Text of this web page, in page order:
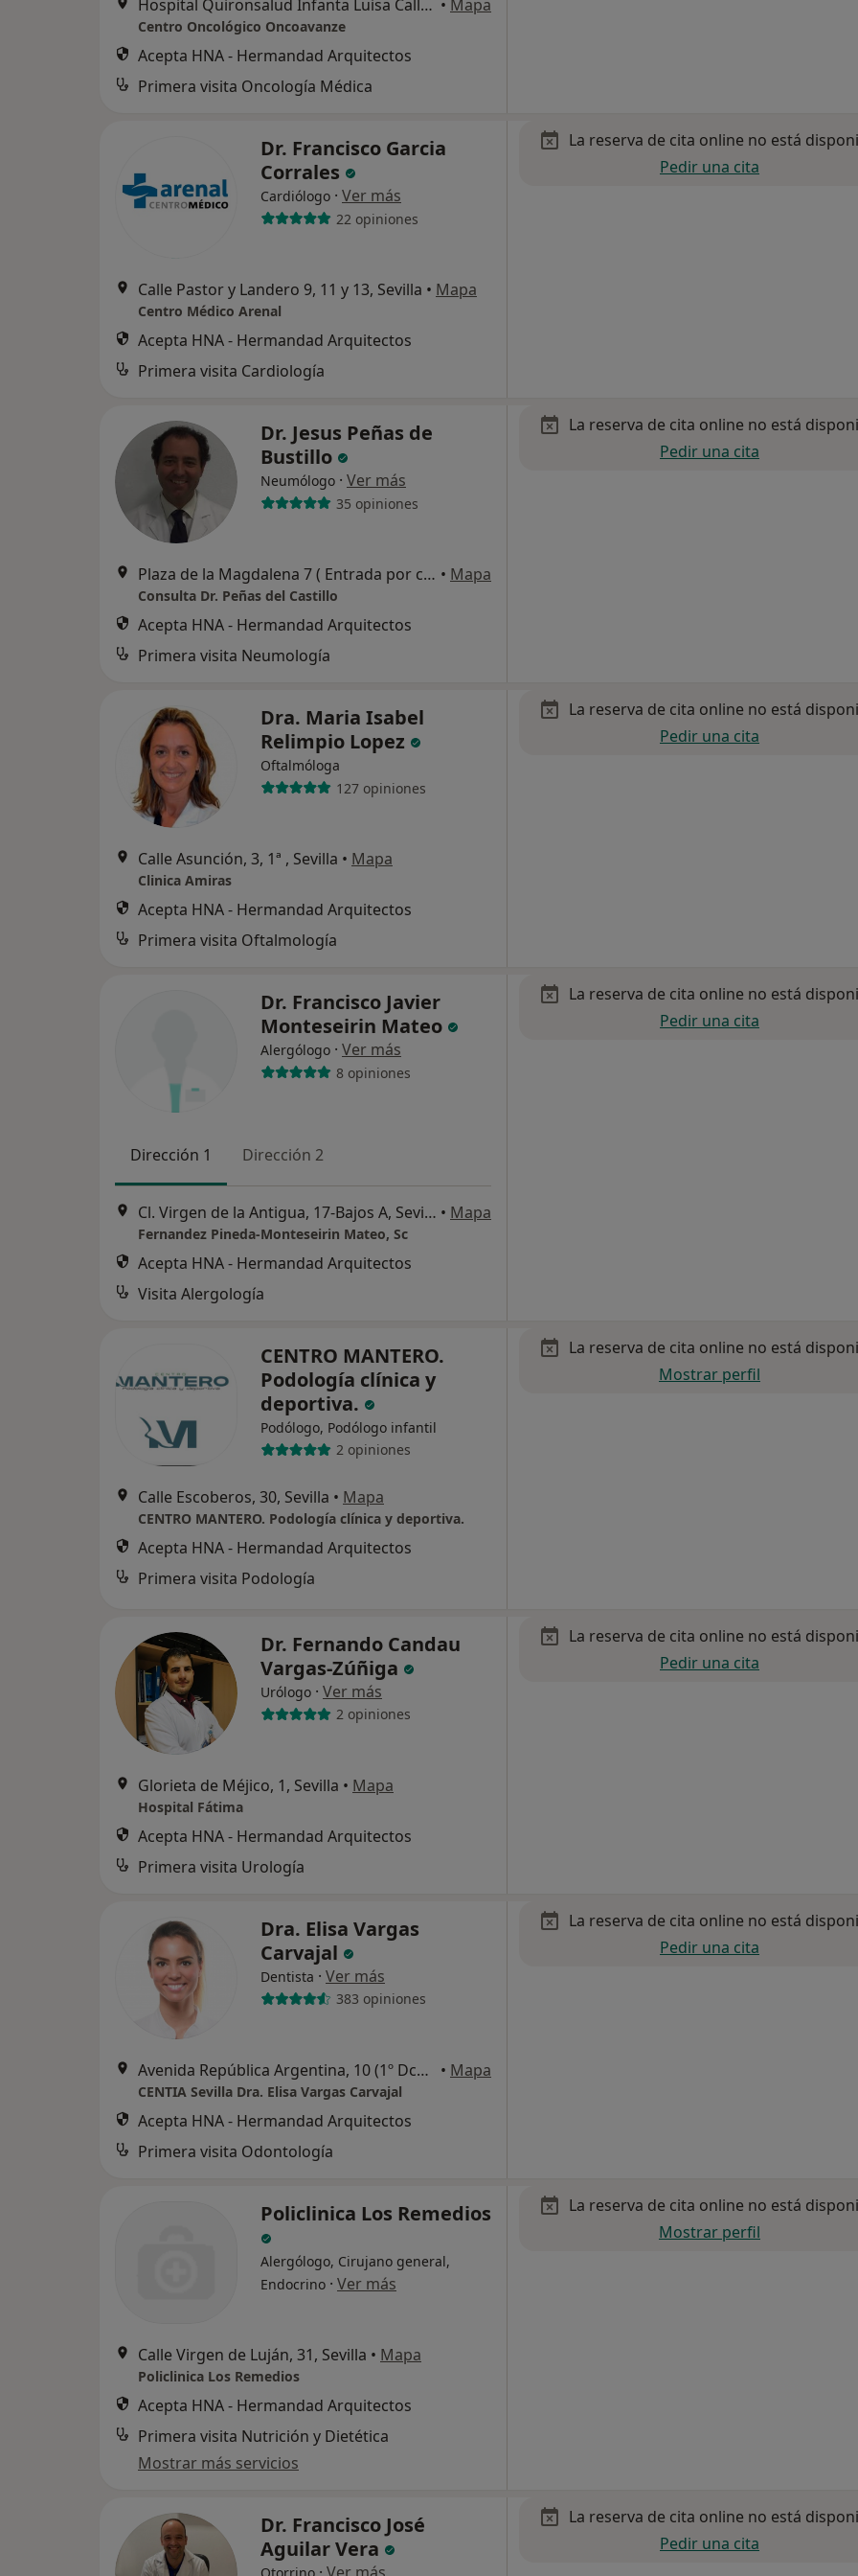
Hospital Quironsalud Infanta Luisa Calle San Jacinto, 87 Sevilla, Sevilla • Mapa
Centro Oncológico Oncoavanze
Acepta HNA - Hermandad Arquitectos
Primera visita Oncología Médica
Dr. Francisco Garcia
Corrales
Cardiólogo · Ver más
22 opiniones
Calle Pastor y Landero 9, 11 y 13, Sevilla • Mapa
Centro Médico Arenal
Acepta HNA - Hermandad Arquitectos
Primera visita Cardiología
La reserva de cita online no está
Pedir una cita
Dr. Jesus Peñas de
Bustillo
Neumólogo · Ver más
35 opiniones
Plaza de la Magdalena 7 ( Entrada por calle Murillo nº1), Sevilla • Mapa
Consulta Dr. Peñas del Castillo
Acepta HNA - Hermandad Arquitectos
Primera visita Neumología
La reserva de cita online no está
Pedir una cita
Dra. Maria Isabel
Relimpio Lopez
Oftalmóloga
127 opiniones
Calle Asunción, 3, 1ª , Sevilla • Mapa
Clinica Amiras
Acepta HNA - Hermandad Arquitectos
Primera visita Oftalmología
La reserva de cita online no está
Pedir una cita
Dr. Francisco Javier
Monteseirin Mateo
Alergólogo · Ver más
8 opiniones
Dirección 1 Dirección 2
Cl. Virgen de la Antigua, 17-Bajos A, Sevilla • Mapa
Fernandez Pineda-Monteseirin Mateo, Sc
Acepta HNA - Hermandad Arquitectos
Visita Alergología
La reserva de cita online no está
Pedir una cita
CENTRO MANTERO.
Podología clínica y
deportiva.
Podólogo, Podólogo infantil
2 opiniones
Calle Escoberos, 30, Sevilla • Mapa
CENTRO MANTERO. Podología clínica y deportiva.
Acepta HNA - Hermandad Arquitectos
Primera visita Podología
La reserva de cita online no está
Mostrar perfil
Dr. Fernando Candau
Vargas-Zúñiga
Urólogo · Ver más
2 opiniones
Glorieta de Méjico, 1, Sevilla • Mapa
Hospital Fátima
Acepta HNA - Hermandad Arquitectos
Primera visita Urología
La reserva de cita online no está
Pedir una cita
Dra. Elisa Vargas
Carvajal
Dentista · Ver más
383 opiniones
Avenida República Argentina, 10 (1º Dcha ), Sevilla • Mapa
CENTIA Sevilla Dra. Elisa Vargas Carvajal
Acepta HNA - Hermandad Arquitectos
Primera visita Odontología
La reserva de cita online no está
Pedir una cita
Policlinica Los Remedios
Alergólogo, Cirujano general,
Endocrino · Ver más
Calle Virgen de Luján, 31, Sevilla • Mapa
Policlinica Los Remedios
Acepta HNA - Hermandad Arquitectos
Primera visita Nutrición y Dietética
Mostrar más servicios
La reserva de cita online no está
Mostrar perfil
Dr. Francisco José
Aguilar Vera
La reserva de cita online no está
Pedir una cita